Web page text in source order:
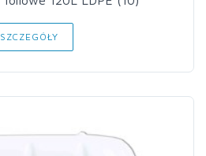
SZCZEGÓŁY